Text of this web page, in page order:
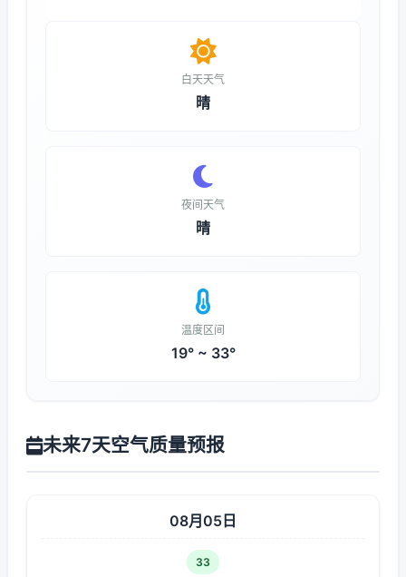
白天天气
晴
夜间天气
晴
温度区间
19° ~ 33°
未来7天空气质量预报
08月05日
33